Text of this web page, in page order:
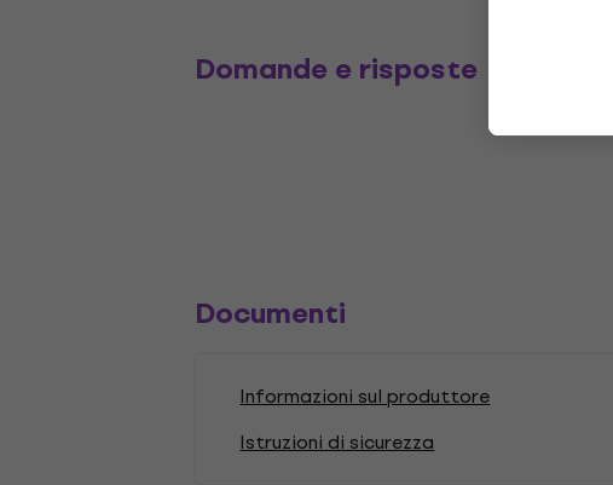
Domande e risposte
Documenti
Informazioni sul produttore
Istruzioni di sicurezza